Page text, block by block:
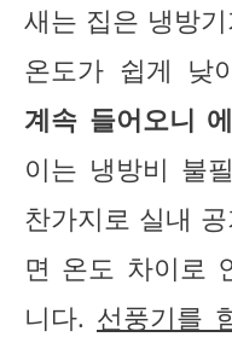
새는 집은 냉방
온도가 쉽게 낮
계속 들어오니
이는 냉방비 불
찬가지로 실내
면 온도 차이로
니다. 선풍기를